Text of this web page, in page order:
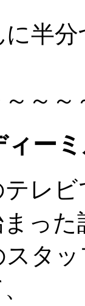
半
～～
ー
レ
っ
タ